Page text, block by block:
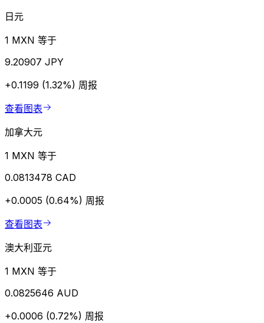
日元
1 MXN 等于
9.20907 JPY
+0.1199 (1.32%) 周报
查看图表
加拿大元
1 MXN 等于
0.0813478 CAD
+0.0005 (0.64%) 周报
查看图表
澳大利亚元
1 MXN 等于
0.0825646 AUD
+0.0006 (0.72%) 周报